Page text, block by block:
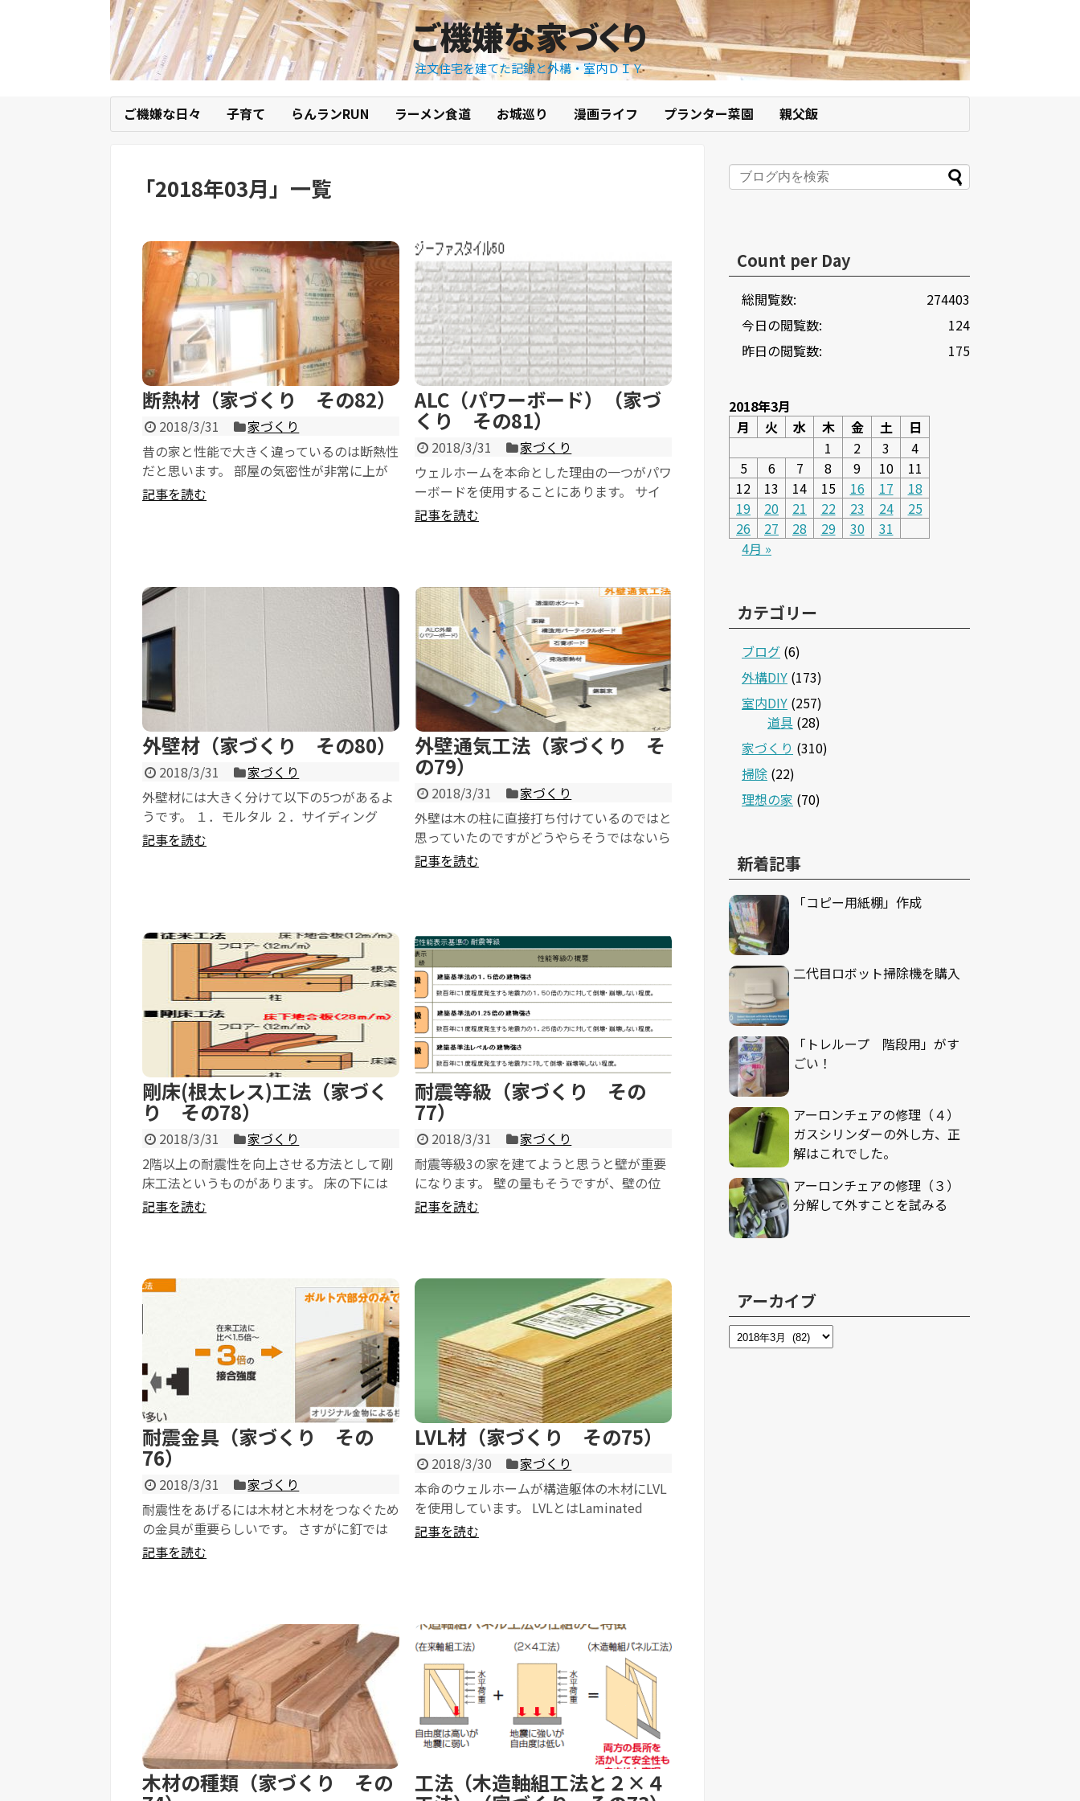
ご機嫌な家づくり
注文住宅を建てた記録と外構・室内ＤＩＹ
ご機嫌な日々 子育て らんランRUN ラーメン食道 お城巡り 漫画ライフ プランター菜園 親父飯
「2018年03月 」 一覧
断熱材（家づくり その82）
2018/3/31
家づくり
昔の家と性能で大きく違っているのは断熱性
だと思います。 部屋の気密性が非常に上が
っているので、エアコンの効き方が全然違い
記事を読む
ALC（パワーボード）（家づ
くり その81）
2018/3/31
家づくり
ウェルホームを本命とした理由の一つがパワ
ーボードを使用することにあります。 サイ
ディング等もやっているようですが、キャン
記事を読む
外壁材（家づくり その80）
2018/3/31
家づくり
外壁材には大きく分けて以下の5つがあるよ
うです。 １．モルタル ２．サイディング
３．金属 ４．ALC ５．タイル ...
記事を読む
外壁通気工法（家づくり そ
の79）
2018/3/31
家づくり
外壁は木の柱に直接打ち付けているのではと
思っていたのですがどうやらそうではないら
しいです。 木の柱に構造合板を打ち付け、
記事を読む
剛床(根太レス)工法（家づく
り その78）
2018/3/31
家づくり
2階以上の耐震性を向上させる方法として剛
床工法というものがあります。 床の下には
合板を受けるための根太を設け12㎜程度の
記事を読む
耐震等級（家づくり その
77）
2018/3/31
家づくり
耐震等級3の家を建てようと思うと壁が重要
になります。 壁の量もそうですが、壁の位
置も重要で、その壁に筋交いなどを施した耐
記事を読む
耐震金具（家づくり その
76）
2018/3/31
家づくり
耐震性をあげるには木材と木材をつなぐため
の金具が重要らしいです。 さすがに釘では
そこまでの強度を得られないということでし
記事を読む
LVL材（家づくり その75）
2018/3/30
家づくり
本命のウェルホームが構造躯体の木材にLVL
を使用しています。 LVLとはLaminated
Veneer Lumberの略で、...
記事を読む
木材の種類（家づくり その 工法（木造軸組工法と２×４
Count per Day
274403
総閲覧数:
124
今日の閲覧数:
175
昨日の閲覧数:
2018年3月
月
火 水 木 金 土
日
1
2 3
4
5
6 7 8 9 10
11
12
13 14 15 16 17
18
19
20 21 22 23 24
25
26
27 28 29 30
31
4月 »
カテゴリー
ブログ (6)
外構DIY (173)
室内DIY (257)
道具 (28)
家づくり (310)
掃除 (22)
理想の家 (70)
新着記事
「コピー用紙棚」作成
二代目ロボット掃除機を購入
「トレループ 階段用」がす
ごい！
アーロンチェアの修理（４）
ガスシリンダーの外し方、正
解はこれでした。
アーロンチェアの修理（３）
分解して外すことを試みる
アーカイブ